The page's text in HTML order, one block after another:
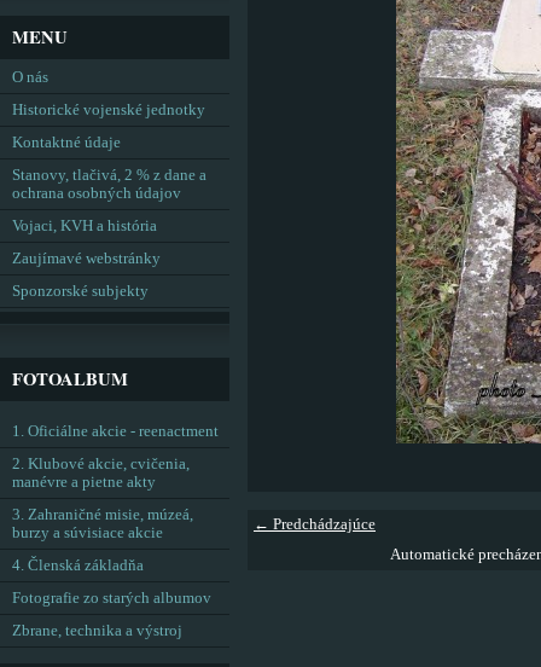
← Predchádzajúce
Automatické
MENU
O nás
Historické vojenské jednotky
Kontaktné údaje
Stanovy, tlačivá, 2 % z dane a
ochrana osobných údajov
Vojaci, KVH a história
Zaujímavé webstránky
Sponzorské subjekty
FOTOALBUM
1. Oficiálne akcie - reenactment
2. Klubové akcie, cvičenia,
manévre a pietne akty
3. Zahraničné misie, múzeá,
burzy a súvisiace akcie
4. Členská základňa
Fotografie zo starých albumov
Zbrane, technika a výstroj